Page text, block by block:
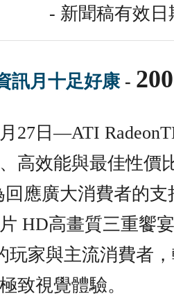
- 新聞稿有效日
訊月十足好康-
27日—ATI
高效能與最佳性價
應廣大消費者的
HD高畫質三重饗
玩家與主流消費者
致視覺體驗。